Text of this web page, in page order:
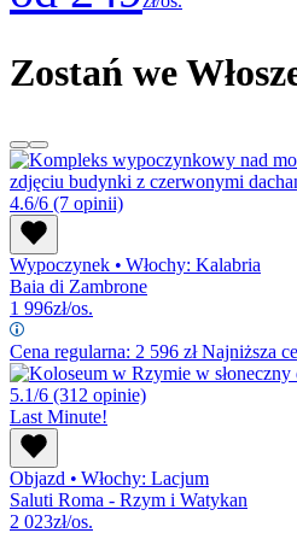
Zostań we
4.6/6 (7 opinii)
Wypoczynek • Włochy: Kalabria
Baia di Zambrone
1 996zł/os.
Cena regularna: 2 596 złNajniższa
5.1/6 (312 opinie)
Last Minute!
Objazd • Włochy: Lacjum
Saluti Roma - Rzym i Watykan
2 023zł/os.